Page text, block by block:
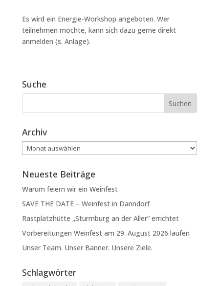
Es wird ein Energie-Workshop angeboten. Wer
teilnehmen möchte, kann sich dazu gerne direkt
anmelden (s. Anlage).
Suche
Archiv
Archiv
Neueste Beiträge
Warum feiern wir ein Weinfest
SAVE THE DATE – Weinfest in Danndorf
Rastplatzhütte „Sturmburg an der Aller“ errichtet
Vorbereitungen Weinfest am 29. August 2026 laufen
Unser Team. Unser Banner. Unsere Ziele.
Schlagwörter